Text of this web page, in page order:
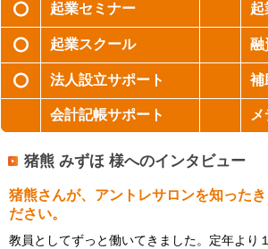
起業セミナー 起
起業スクール 融
法人設立サポート 補
会計記帳サポート
猪熊 みずほ 様へのインタビュー
猪熊さんが、アントレサロンを知った
ださい。
教員としてずっと働いてきました。定年より